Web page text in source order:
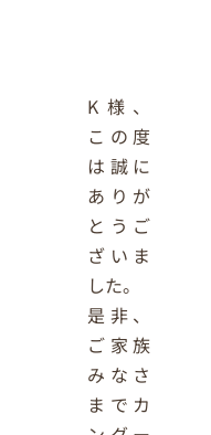
K様、
この度
は誠に
ありが
とうご
ざいま
した。
是非、
ご家族
みなさ
までカ